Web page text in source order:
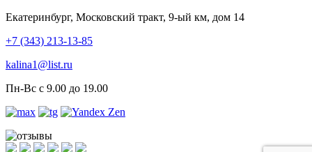
Екатеринбург, Московский тракт, 9-ый км, дом 14
+7 (343) 213-13-85
kalina1@list.ru
Пн-Вс с 9.00 до 19.00